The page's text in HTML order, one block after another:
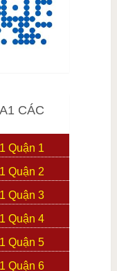
CÁC
Quận 1
Quận 2
Quận 3
Quận 4
Quận 5
Quận 6